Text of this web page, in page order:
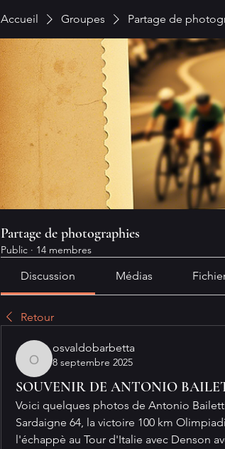
Accueil Groupes Partage de
Partage de photographies
Public · 14 membres
Discussion Médias
Retour
osvaldobarbetta
osvaldobarbetta
8 septembre 2025
SOUVENIR DE ANTONIO
Voici quelques photos de Antonio
Sardaigne 64, la victoire 100 km
l'échappè au Tour d'Italie avec Denson